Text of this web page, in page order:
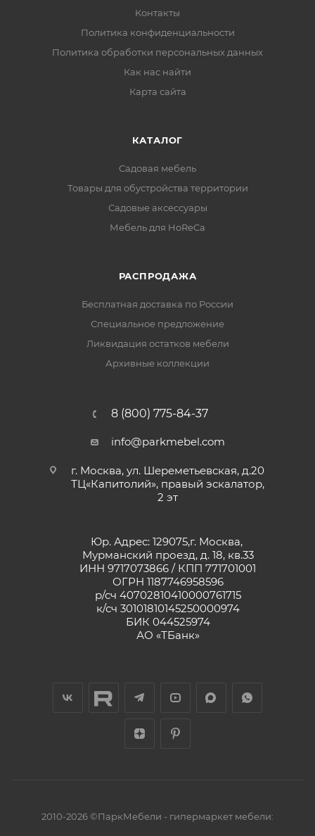
Контакты
Политика конфиденциальности
Политика обработки персональных данных
Как нас найти
Карта сайта
КАТАЛОГ
Садовая мебель
Товары для обустройства территории
Садовые аксессуары
Мебель для HoReCa
РАСПРОДАЖА
Бесплатная доставка по России
Специальное предложение
Ликвидация остатков мебели
Архивные коллекции
8 (800) 775-84-37
info@parkmebel.com
г. Москва, ул. Шереметьевская, д.20
ТЦ«Капитолий», правый эскалатор,
2 эт
Юр. Адрес: 129075,г. Москва,
Мурманский проезд, д. 18, кв.33
ИНН 9717073866 / КПП 771701001
ОГРН 1187746958596
р/сч 40702810410000761715
к/сч 30101810145250000974
БИК 044525974
АО «ТБанк»
2010-2026 ©ПаркМебели - гипермаркет мебели: